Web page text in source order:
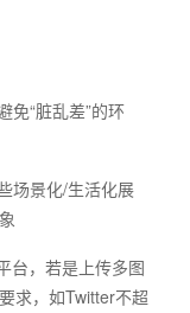
免“脏乱差”的环
场景化/生活化展
台，若是上传多图
求，如Twitter不超